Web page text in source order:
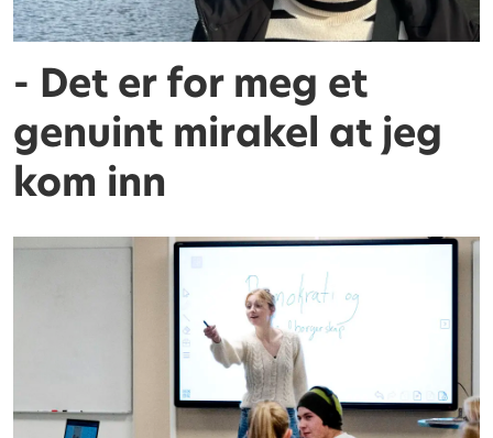
- Det er for meg et
genuint mirakel at jeg
kom inn